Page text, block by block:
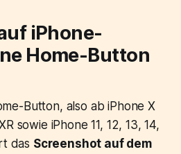
iPhone-
Home-Button
Button, also ab iPhone X
sowie iPhone 11, 12, 13, 14,
das Screenshot auf dem